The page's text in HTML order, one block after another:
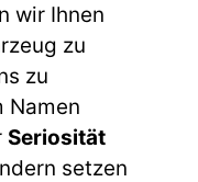
wir Ihnen
zu
zu
Namen
Seriosität
setzen